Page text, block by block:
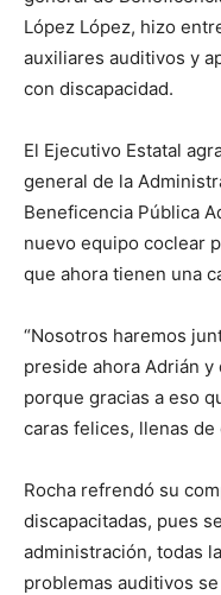
López López, hizo
auxiliares auditivos y
con discapacidad.
El Ejecutivo Estatal
general de la
Beneficencia Pública
nuevo equipo coclear
que ahora tienen una
“Nosotros haremos
preside ahora Adrián
porque gracias a eso
caras felices, llenas de
Rocha refrendó su
discapacitadas, pues
administración, todas
problemas auditivos